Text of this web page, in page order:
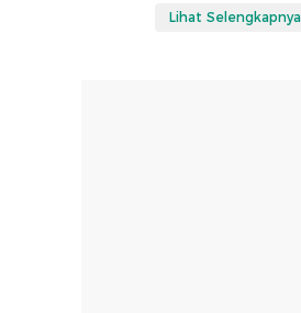
Lihat Selengkapnya